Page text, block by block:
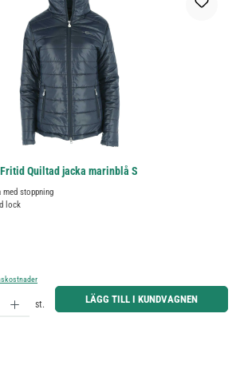
Quiltad jacka marinblå S
stoppning
lock
belopp eller använd knapparna för att öka eller minska kvantiteten.
st. LÄGG TILL I KUNDVAGNEN